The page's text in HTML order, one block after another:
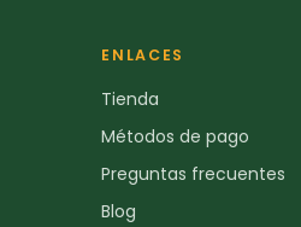
ENLACES
Tienda
Métodos de pago
Preguntas frecuentes
Blog